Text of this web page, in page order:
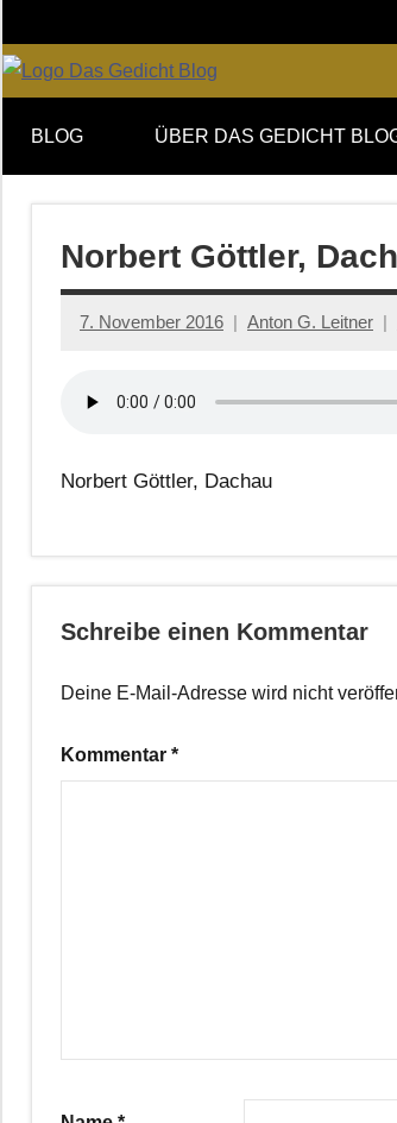
Inhalt
springen
DAS
blog
von
DAS
GEDICHT.
Zeitschrift
für
Lyrik,
Essay
Kritik
BLOG ÜBER DAS GEDICHT
Norbert Göttler,
7. November 2016 Anton G. Leitner
Norbert Göttler, Dachau
Schreibe einen Kommentar
Deine E-Mail-Adresse wird nicht
Kommentar *